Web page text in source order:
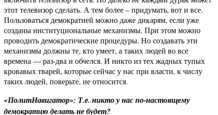
этот телевизор сделать. А тем более – придумать, вот и все.
Пользоваться демократией можно даже дикарям, если уже
созданы институциональные механизмы. При этом можно
проводить демократические процедуры. Но создавать эти
механизмы должны те, кто умеет, а таких людей во все
времена — раз-два и обчелся. И никто из тех жадных тупых
кровавых тварей, которые сейчас у нас при власти, к числу
таких людей, поверьте, не относится.
«ПолитНавигатор»: Т.е. никто у нас по-настоящему
демократию делать не будет?